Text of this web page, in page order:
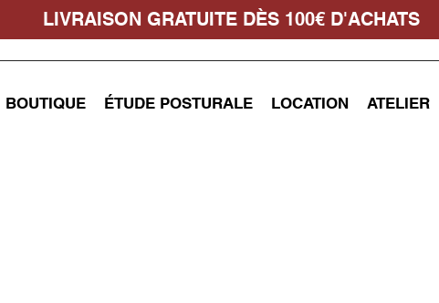
LIVRAISON GRATUITE DÈS 100€ D'ACHATS
BOUTIQUE ÉTUDE POSTURALE LOCATION ATELIER